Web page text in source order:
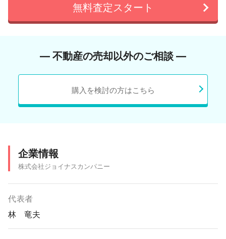
無料査定スタート
― 不動産の売却以外のご相談 ―
購入を検討の方はこちら
企業情報
株式会社ジョイナスカンパニー
代表者
林 竜夫